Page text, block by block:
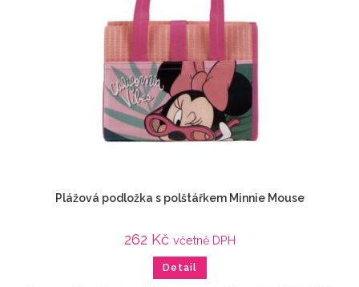
Plážová podložka s polštářkem Minnie Mouse
262 Kč včetně DPH
Detail